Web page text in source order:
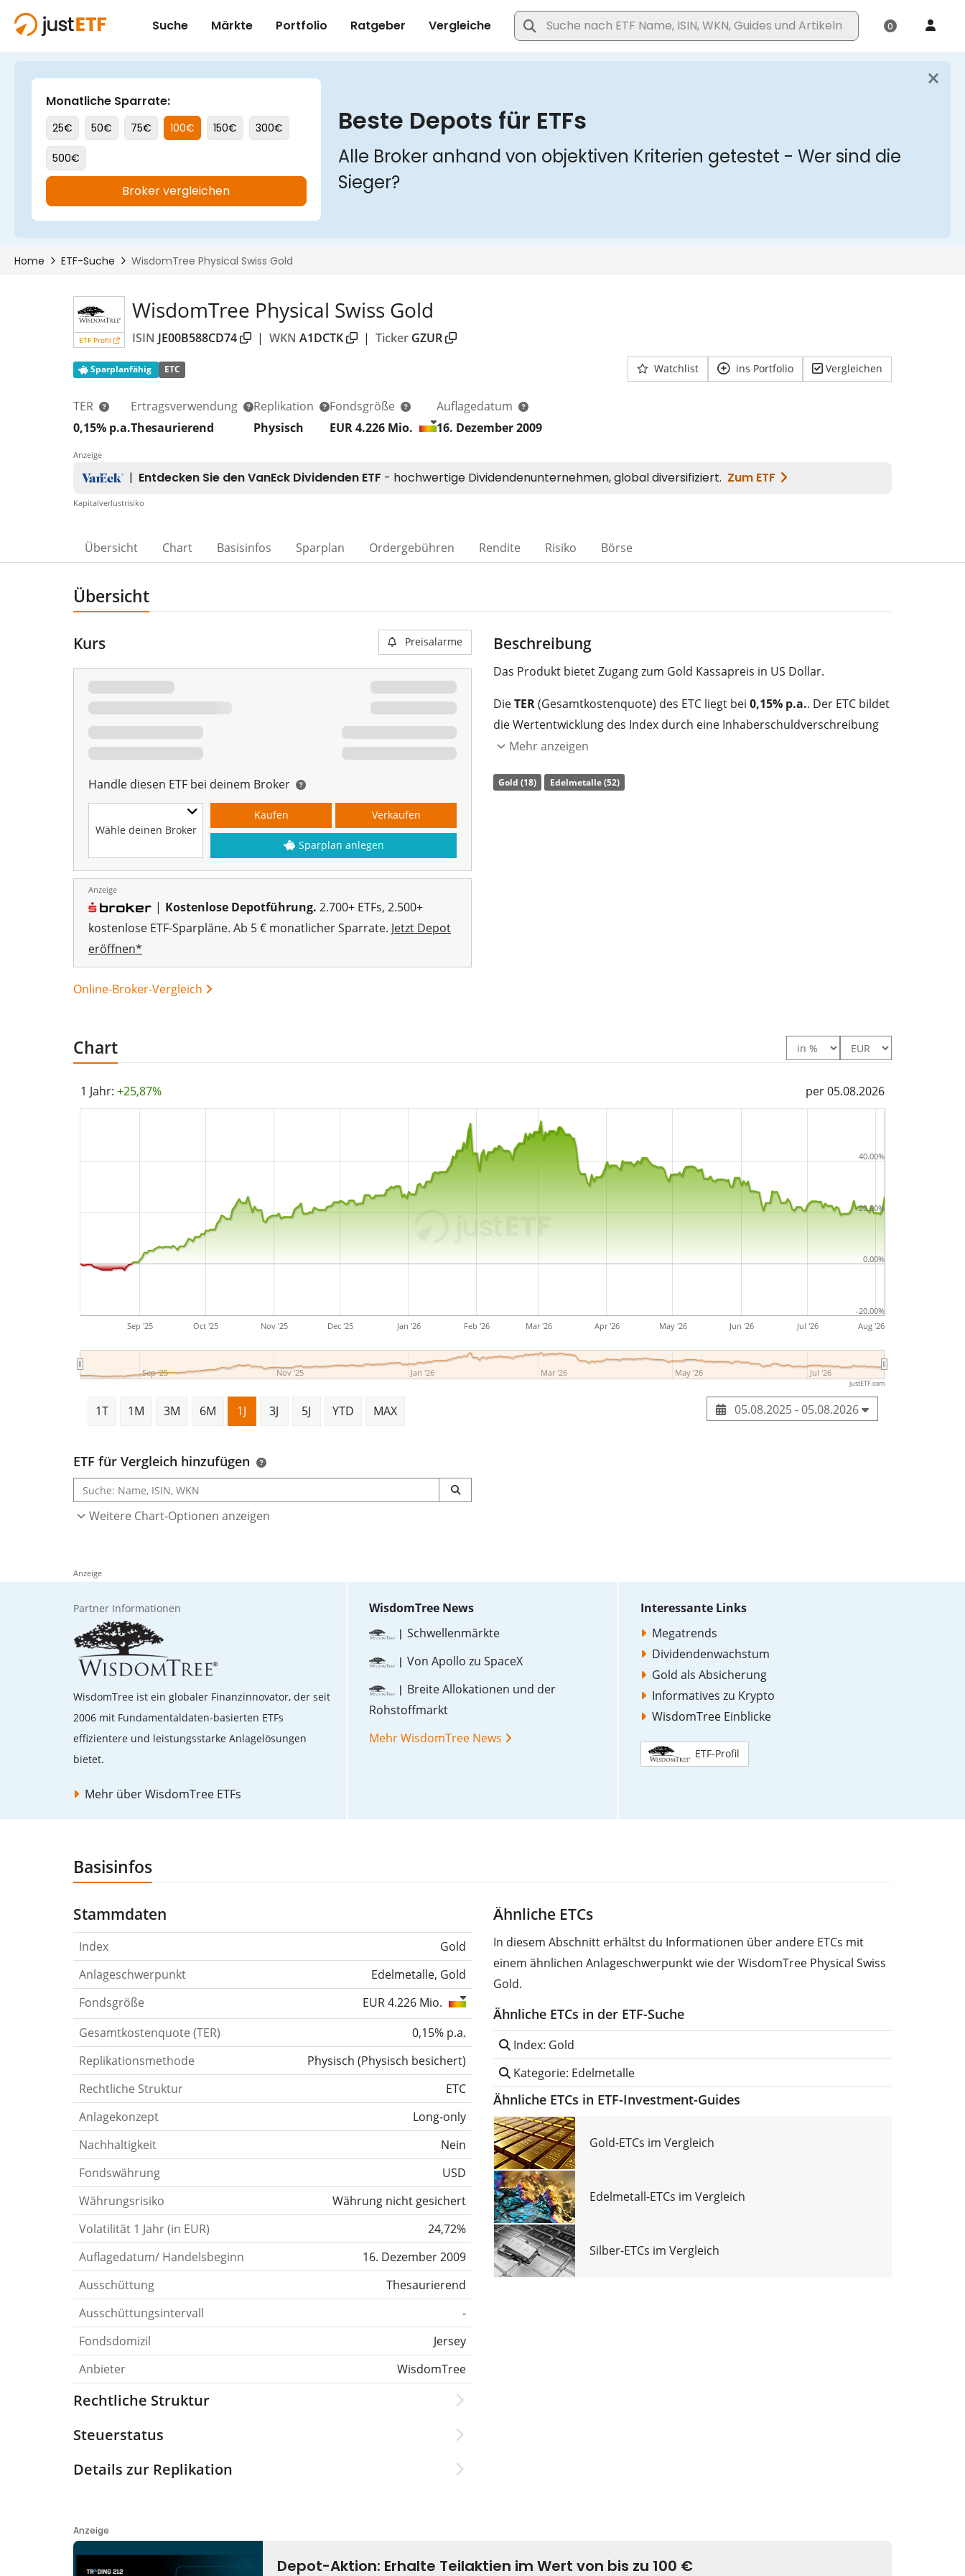
ETF Profil
WisdomTree Physical Swiss Gold
ISIN JE00B588CD74 | WKN A1DCTK | Ticker GZUR
Sparplanfähig ETC Watchlist ins Portfolio Vergleichen
TER
0,15% p.a.
Ertragsverwendung
Thesaurierend
Replikation
Physisch
Fondsgröße
EUR 4.226 Mio.
Auflagedatum
16. Dezember 2009
Anzeige
Kapitalverlustrisiko
Übersicht Chart Basisinfos Sparplan Ordergebühren Rendite Risiko Börse
Übersicht
Kurs Preisalarme
Handle diesen ETF bei deinem Broker
Wähle deinen Broker
Kaufen Verkaufen
Sparplan anlegen
Anzeige
| Kostenlose Depotführung. 2.700+ ETFs, 2.500+
kostenlose ETF-Sparpläne. Ab 5 € monatlicher Sparrate. Jetzt Depot
eröffnen*
Online-Broker-Vergleich
Beschreibung
Das Produkt bietet Zugang zum Gold Kassapreis in US Dollar.
DieTER(Gesamtkostenquote) des ETC liegt bei 0,15% p.a.. Der ETC bildet
die Wertentwicklung des Index durch eine Inhaberschuldverschreibung
nach, diemit physischen Edelmetallbeständen besichert
Der WisdomTree Physical Swiss Gold ist ein sehr großer ETC mit
Mehr anzeigen
Gold (18) Edelmetalle (52)
Chart
1 Jahr: +25,87% per 05.08.2026
Sep '25 Oct '25 Nov '25 Dec '25 Jan '26 Feb '26 Mar '26 Apr '26 May '26 Jun '26 Jul '26 Aug '26
Sep '25 Nov '25 Jan '26 Mar '26 May '26 Jul '26
-20.00%
0.00%
20.00%
40.00%
justETF.com
1T 1M 3M 6M 1J 3J 5J YTD MAX 05.08.2025 - 05.08.2026
ETF für Vergleich hinzufügen
Weitere Chart-Optionen anzeigen
Anzeige
Partner Informationen
WisdomTree ist ein globaler Finanzinnovator, der seit
2006 mit Fundamentaldaten-basierten ETFs
effizientere und leistungsstarke Anlagelösungen
bietet.
Mehr über WisdomTree ETFs
WisdomTree News
Schwellenmärkte
Von Apollo zu SpaceX
Breite Allokationen und der
Rohstoffmarkt
Mehr WisdomTree News
Interessante Links
Megatrends
Dividendenwachstum
Gold als Absicherung
Informatives zu Krypto
WisdomTree Einblicke
ETF-Profil
Basisinfos
Stammdaten
Index
Gold
Anlageschwerpunkt
Edelmetalle, Gold
Fondsgröße
EUR 4.226 Mio.
Gesamtkostenquote (TER)
0,15% p.a.
Replikationsmethode
Physisch (Physisch besichert)
Rechtliche Struktur
ETC
Anlagekonzept
Long-only
Nachhaltigkeit
Nein
Fondswährung
USD
Währungsrisiko
Währung nicht gesichert
Volatilität 1 Jahr (in EUR)
24,72%
Auflagedatum/ Handelsbeginn
16. Dezember 2009
Ausschüttung
Thesaurierend
Ausschüttungsintervall
-
Fondsdomizil
Jersey
Anbieter
WisdomTree
Rechtliche Struktur
Steuerstatus
Details zur Replikation
Ähnliche ETCs
In diesem Abschnitt erhältst du Informationen über andere ETCs mit
einem ähnlichen Anlageschwerpunkt wie der WisdomTree Physical Swiss
Gold.
Ähnliche ETCs in der ETF-Suche
Index: Gold
Kategorie: Edelmetalle
Ähnliche ETCs in ETF-Investment-Guides
Gold-ETCs im Vergleich
Edelmetall-ETCs im Vergleich
Silber-ETCs im Vergleich